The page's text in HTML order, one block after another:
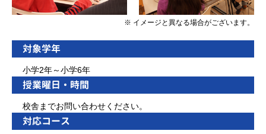
※ イメージと異なる場合がございます。
対象学年
小学2年～小学6年
授業曜日・時間
校舎までお問い合わせください。
対応コース